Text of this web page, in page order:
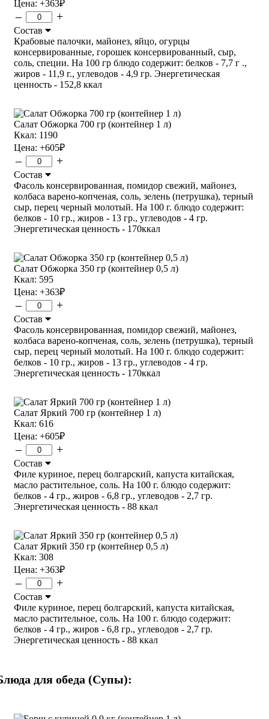
Цена: +363₽
– +
Состав
Крабовые палочки, майонез, яйцо, огурцы
консервированные, горошек консервированный, сыр,
соль, специи. На 100 гр блюдо содержит: белков - 7,7 г .,
жиров - 11,9 г., углеводов - 4,9 гр. Энергетическая
ценность - 152,8 ккал
Салат Обжорка 700 гр (контейнер 1 л)
Ккал: 1190
Цена: +605₽
– +
Состав
Фасоль консервированная, помидор свежий, майонез,
колбаса варено-копченая, соль, зелень (петрушка), терный
сыр, перец черный молотый. На 100 г. блюдо содержит:
белков - 10 гр., жиров - 13 гр., углеводов - 4 гр.
Энергетическая ценность - 170ккал
Салат Обжорка 350 гр (контейнер 0,5 л)
Ккал: 595
Цена: +363₽
– +
Состав
Фасоль консервированная, помидор свежий, майонез,
колбаса варено-копченая, соль, зелень (петрушка), терный
сыр, перец черный молотый. На 100 г. блюдо содержит:
белков - 10 гр., жиров - 13 гр., углеводов - 4 гр.
Энергетическая ценность - 170ккал
Салат Яркий 700 гр (контейнер 1 л)
Ккал: 616
Цена: +605₽
– +
Состав
Филе куриное, перец болгарский, капуста китайская,
масло растительное, соль. На 100 г. блюдо содержит:
белков - 4 гр., жиров - 6,8 гр., углеводов - 2,7 гр.
Энергетическая ценность - 88 ккал
Салат Яркий 350 гр (контейнер 0,5 л)
Ккал: 308
Цена: +363₽
– +
Состав
Филе куриное, перец болгарский, капуста китайская,
масло растительное, соль. На 100 г. блюдо содержит:
белков - 4 гр., жиров - 6,8 гр., углеводов - 2,7 гр.
Энергетическая ценность - 88 ккал
для обеда (Супы):